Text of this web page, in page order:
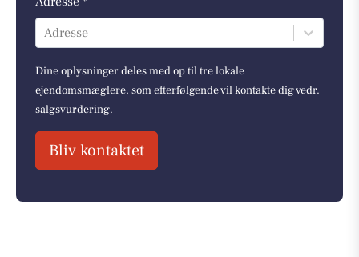
Adresse
Dine oplysninger deles med op til tre lokale
ejendomsmæglere, som efterfølgende vil kontakte dig vedr.
salgsvurdering.
Bliv kontaktet